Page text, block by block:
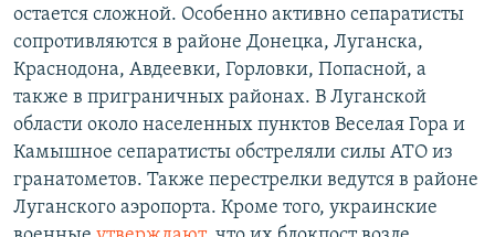
остается сложной. Особенно активно сепаратисты
сопротивляются в районе Донецка, Луганска,
Краснодона, Авдеевки, Горловки, Попасной, а
также в приграничных районах. В Луганской
области около населенных пунктов Веселая Гора и
Камышное сепаратисты обстреляли силы АТО из
гранатометов. Также перестрелки ведутся в районе
Луганского аэропорта. Кроме того, украинские